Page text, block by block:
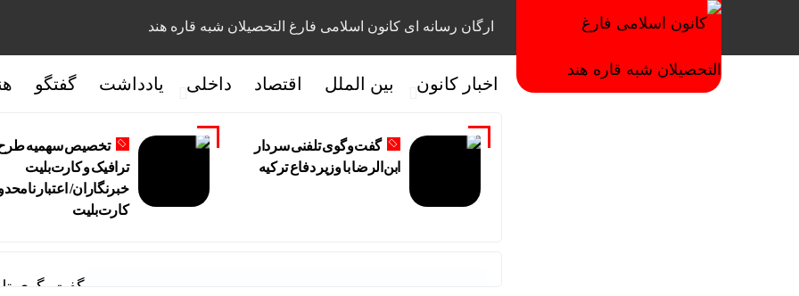
ارگان رسانه ای کانون اسلامی فارغ التحصیلان شبه قاره هند
اخبار کانون بین الملل اقتصاد داخلی یادداشت گفتگو
گفت‌وگوی تلفنی سردار
ابن‌الرضا با وزیر دفاع ترکیه
تخصیص سهمیه
ترافیک و کارت‌بلیت
خبرنگاران/ اعتبار
کارت‌بلیت
گفت‌وگوی